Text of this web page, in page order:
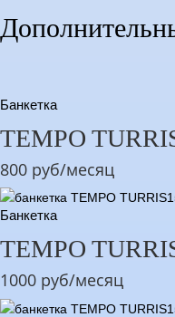
Банкетка
TEMPO
800 руб/месяц
Банкетка
TEMPO
1000 руб/месяц